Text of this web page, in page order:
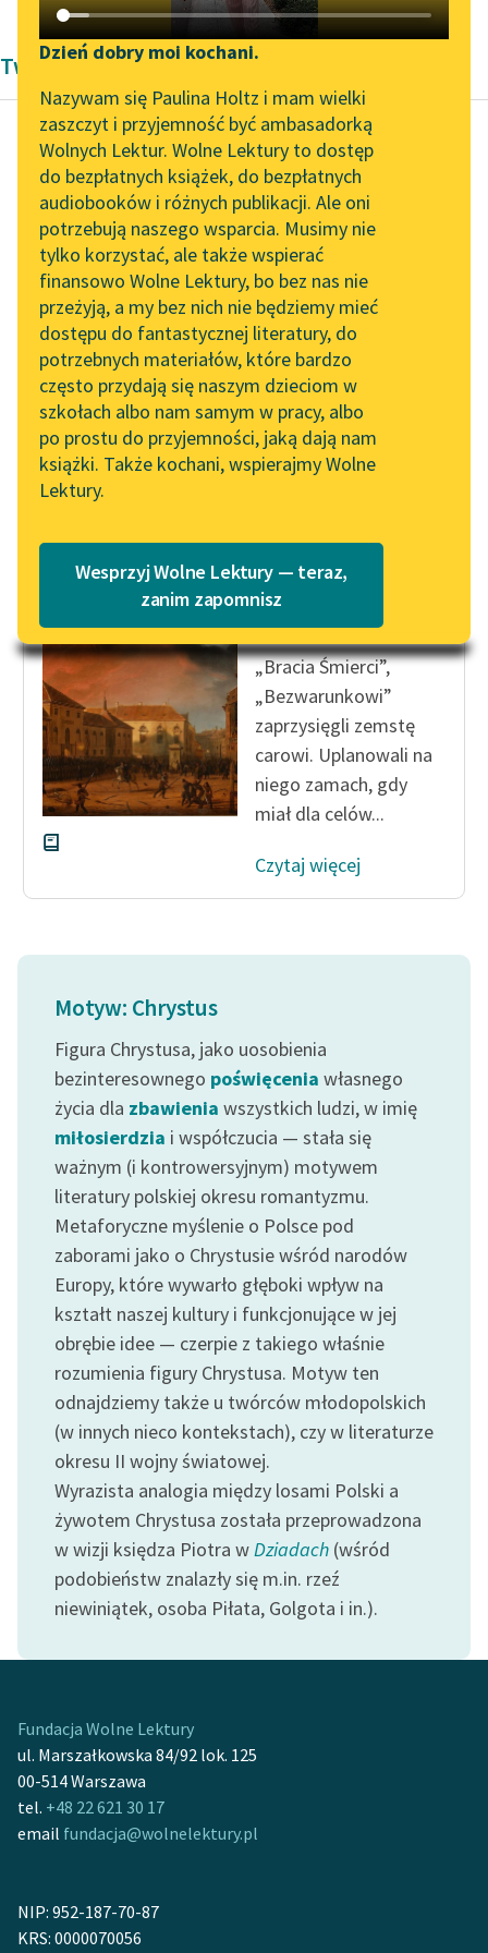
Katalog DAISY
Podkasty o książkach
Zgłoś brak utworu
Aktualności
„Prokurator Alicja Horn”
do słuchania
Byliśmy częścią AI Impact
Lab
Zapraszamy na spotkanie
online z tłumaczkami
literatury skandynawskiej
Spotkanie z Katarzyną
Tunkiel w Oslo
102. lata temu zmarł
Joseph Conrad
Lektury szkolne i klasyka
literatury do słuchania dla
uczennic i uczniów z
niepełnosprawnościami
E-kolekcja lektur
szkolnych i literatury do
słuchania dla uczennic i
uczniów z
niepełnosprawnościami
Popularyzacja
twórców przechodzących
do domeny publicznej,
lektur szkolnych oraz
Starego Testamentu
Odkurzamy bohaterów
Szkoła Poezji Wolnych
Lektur
Narzędzia
Mapa Wolnych Lektur
Leśmianator
Przewodnik dla piszących i
czytających
API
OAI-PMH
Widget Wolnych Lektur
Przypisy
Katalog w formacie PDF
O nas
Kontakt
O projekcie
Zespół
Zasady wykorzystania
Wolnych Lektur
Logotypy
Materiały promocyjne
Polityka prywatności
Dane fundacji i
sprawozdania finansowe
Regulamin darowizn
Deklaracja dostępności
Dzień dobry moi kochani.
Nazywam się Paulina Holtz i mam wielki
zaszczyt i przyjemność być ambasadorką
Wolnych Lektur. Wolne Lektury to dostęp
do bezpłatnych książek, do bezpłatnych
audiobooków i różnych publikacji. Ale oni
potrzebują naszego wsparcia. Musimy nie
tylko korzystać, ale także wspierać
finansowo Wolne Lektury, bo bez nas nie
przeżyją, a my bez nich nie będziemy mieć
dostępu do fantastycznej literatury, do
potrzebnych materiałów, które bardzo
często przydają się naszym dzieciom w
szkołach albo nam samym w pracy, albo
po prostu do przyjemności, jaką dają nam
książki. Także kochani, wspierajmy Wolne
Lektury.
Wesprzyj Wolne Lektury — teraz,
zanim zapomnisz
Twórczość Andrzeja Kijowskiego
Andrzej Kijowski
Listopadowy
wieczór
Polski mesjanizm
„imperialistyczny” jest
dość starej daty i
zrodził się chyba z
polemik doby re...
Czytaj więcej
Listopadowy
wieczór
„Bracia Śmier­ci”,
„Bezwarunkowi”
zaprzysięgli zemstę
carowi. Uplanowali na
niego zamach, gdy
miał dla celów...
Czytaj więcej
Motyw: Chrystus
Figura Chrystusa, jako uosobienia
bezinteresownego poświęcenia własnego
życia dla zbawienia wszystkich ludzi, w imię
miłosierdzia i współczucia — stała się
ważnym (i kontrowersyjnym) motywem
literatury polskiej okresu romantyzmu.
Metaforyczne myślenie o Polsce pod
zaborami jako o Chrystusie wśród narodów
Europy, które wywarło głęboki wpływ na
kształt naszej kultury i funkcjonujące w jej
obrębie idee — czerpie z takiego właśnie
rozumienia figury Chrystusa. Motyw ten
odnajdziemy także u twórców młodopolskich
(w innych nieco kontekstach), czy w literaturze
okresu II wojny światowej.
Wyrazista analogia między losami Polski a
żywotem Chrystusa została przeprowadzona
w wizji księdza Piotra wDziadach (wśród
podobieństw znalazły się m.in. rzeź
niewiniątek, osoba Piłata, Golgota i in.).
Fundacja Wolne Lektury
ul. Marszałkowska 84/92 lok. 125
00-514 Warszawa
tel. +48 22 621 30 17
email fundacja@wolnelektury.pl
NIP: 952-187-70-87
KRS: 0000070056